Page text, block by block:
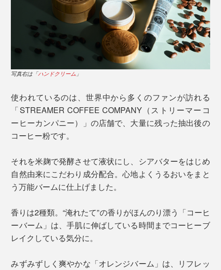
写真右は「ハンドクリーム 」
使われているのは、世界中から多くのファンが訪れる
「STREAMER COFFEE COMPANY（ストリーマーコ
ーヒーカンパニー）」の店舗で、大量に残った抽出後の
コーヒー粉です。
それを米麹で発酵させて液状にし、シアバターをはじめ
自然由来にこだわり成分配合。心地よくうるおいをまと
う万能バームに仕上げました。
香りは2種類。“淹れたて”の香りがほんのり漂う「コーヒ
ーバーム」は、手肌に伸ばしている時間までコーヒーブ
レイクしている気分に。
みずみずしく爽やかな「オレンジバーム」は、リフレッ